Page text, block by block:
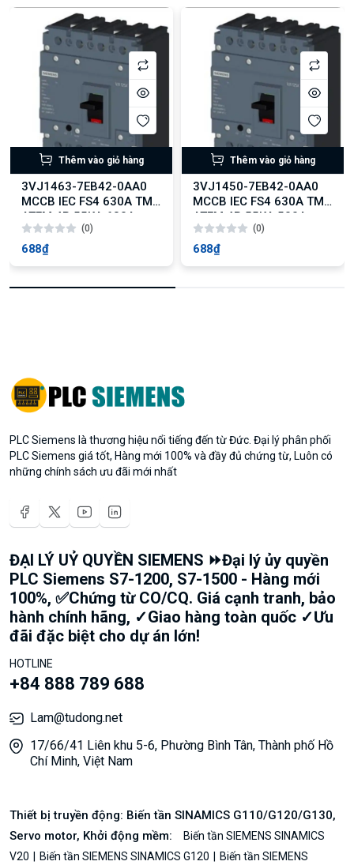
Thêm vào giỏ hàng
3VJ1463-7EB42-0AA0
MCCB IEC FS4 630A TM
ATFM 4P 55KA 630A
(0)
688₫
Thêm vào giỏ hàng
3VJ1450-7EB42-0AA0
MCCB IEC FS4 630A TM
ATFM 4P 55KA 500A
(0)
688₫
PLC Siemens là thương hiệu nổi tiếng đến từ Đức. Đại lý phân phối
PLC Siemens giá tốt, Hàng mới 100% và đầy đủ chứng từ, Luôn có
những chính sách ưu đãi mới nhất
ĐẠI LÝ UỶ QUYỀN SIEMENS ⏩Đại lý ủy quyền
PLC Siemens S7-1200, S7-1500 - Hàng mới
100%, ✅Chứng từ CO/CQ. Giá cạnh tranh, bảo
hành chính hãng, ✓Giao hàng toàn quốc ✓Ưu
đãi đặc biệt cho dự án lớn!
HOTLINE
+84 888 789 688
Lam@tudong.net
17/66/41 Liên khu 5-6, Phường Bình Tân, Thành phố Hồ
Chí Minh, Việt Nam
Thiết bị truyền động: Biến tần SINAMICS G110/G120/G130,
Servo motor, Khởi động mềm:
Biến tần SIEMENS SINAMICS
V20
Biến tần SIEMENS SINAMICS G120
Biến tần SIEMENS